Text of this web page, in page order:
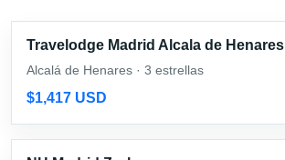
Travelodge Madrid Alcala de Henares
Alcalá de Henares · 3 estrellas
$1,417 USD